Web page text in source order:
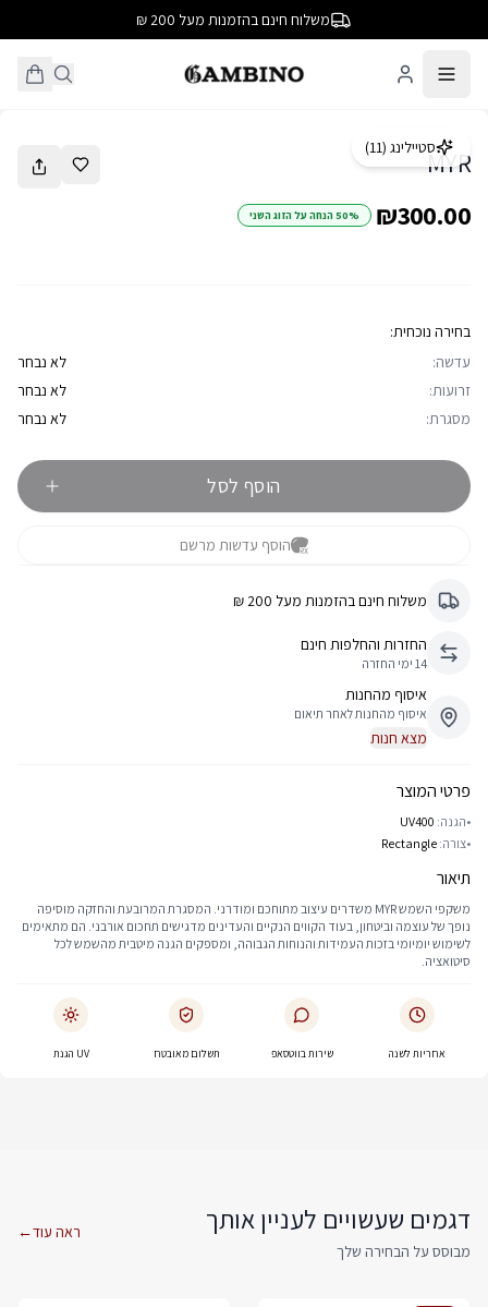
משלוח חינם בהזמנות מעל 200 ₪
18
סטיילינג (11
)
MYR
₪300.00
50% הנחה על הזוג השני
בחירה נוכחית:
עדשה:
לא נבחר
זרועות:
לא נבחר
מסגרת:
לא נבחר
הוסף לסל
הוסף עדשות מרשם
משלוח חינם בהזמנות מעל 200 ₪
החזרות והחלפות חינם
14 ימי החזרה
איסוף מהחנות
איסוף מהחנות לאחר תיאום
מצא חנות
פרטי המוצר
•הגנה: UV400
•צורה: Rectangle
תיאור
משקפי השמש MYR משדרים עיצוב מתוחכם ומודרני. המסגרת המרובעת והחזקה מוסיפה
נופך של עוצמה וביטחון, בעוד הקווים הנקיים והעדינים מדגישים תחכום אורבני. הם מתאימים
לשימוש יומיומי בזכות העמידות והנוחות הגבוהה, ומספקים הגנה מיטבית מהשמש לכל
סיטואציה.
אחריות לשנה שירות בווטסאפ תשלום מאובטח UV הגנת
דגמים שעשויים לעניין אותך
מבוסס על הבחירה שלך
ראה עוד←